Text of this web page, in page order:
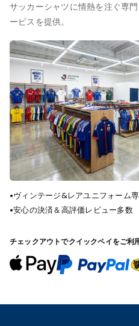
サッカーシャツに情熱を注ぐ専
ービスを提供。
•ヴィンテージ&レアユニフォーム
•安心の決済＆高評価レビュー多数
チェックアウトでクイックペイをご利